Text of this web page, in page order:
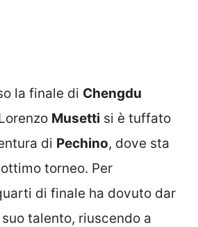
la finale di Chengdu
Musetti si è tuffato
di Pechino, dove sta
torneo. Per
di finale ha dovuto dar
talento, riuscendo a